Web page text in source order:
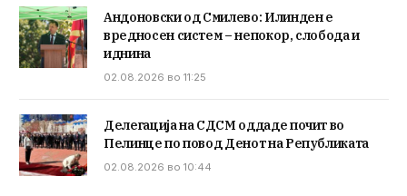
Андоновски од Смилево: Илинден е
вредносен систем – непокор, слобода и
иднина
02.08.2026 во 11:25
Делегација на СДСМ оддаде почит во
Пелинце по повод Денот на Републиката
02.08.2026 во 10:44